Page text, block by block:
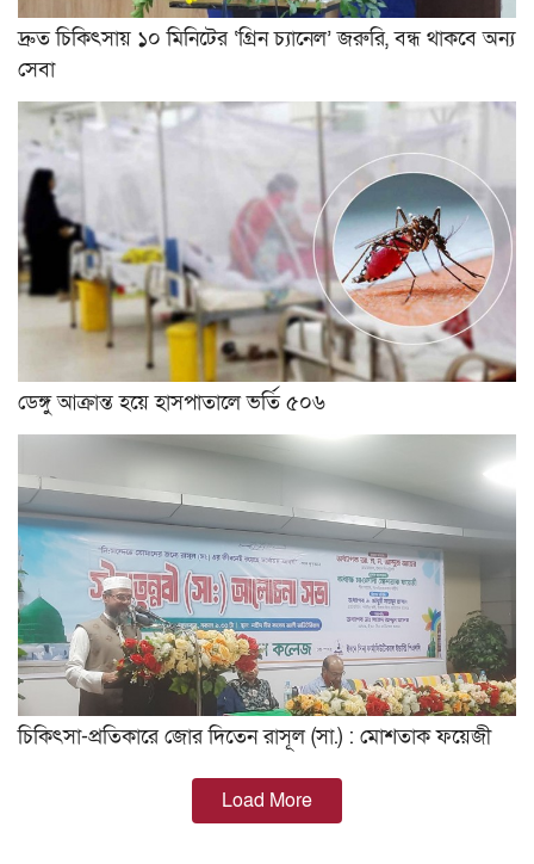
দ্রুত চিকিৎসায় ১০ মিনিটের ‘গ্রিন চ্যানেল’ জরুরি, বন্ধ থাকবে অন্য
সেবা
ডেঙ্গু আক্রান্ত হয়ে হাসপাতালে ভর্তি ৫০৬
চিকিৎসা-প্রতিকারে জোর দিতেন রাসূল (সা.) : মোশতাক ফয়েজী
Load More